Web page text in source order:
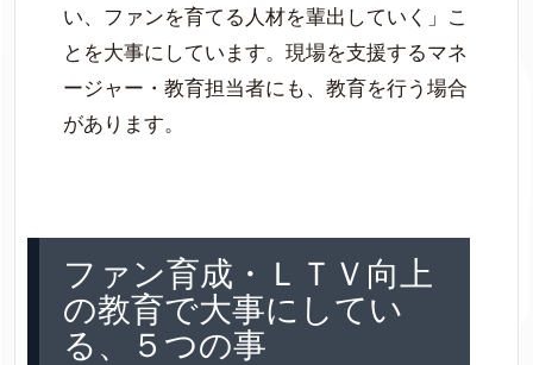
い、ファンを育てる人材を輩出していく」こ
とを大事にしています。現場を支援するマネ
ージャー・教育担当者にも、教育を行う場合
があります。
ファン育成・ＬＴＶ向上
の教育で大事にしてい
る、５つの事